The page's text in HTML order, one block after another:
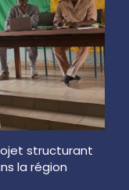
structurant
la région